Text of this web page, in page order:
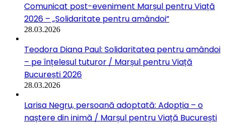
Comunicat post-eveniment Marșul pentru Viață
2026 – „Solidaritate pentru amândoi”
28.03.2026
Teodora Diana Paul: Solidaritatea pentru amândoi
– pe înțelesul tuturor / Marșul pentru Viață
București 2026
28.03.2026
Larisa Negru, persoană adoptată: Adopția – o
naștere din inimă / Marșul pentru Viață București